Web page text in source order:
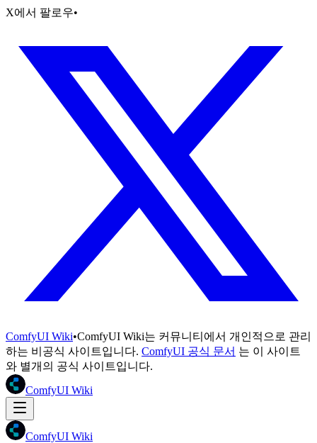
X에서 팔로우•
ComfyUI Wiki•ComfyUI Wiki는 커뮤니티에서 개인적으로 관리
하는 비공식 사이트입니다. ComfyUI 공식 문서 는 이 사이트
와 별개의 공식 사이트입니다.
ComfyUI Wiki
ComfyUI Wiki